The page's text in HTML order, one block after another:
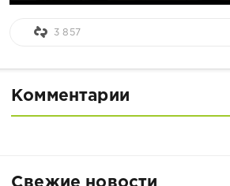
3 857
Комментарии
Свежие новости